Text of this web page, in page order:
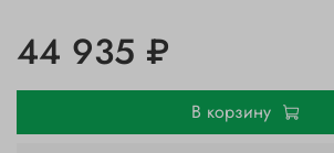
44 935 ₽
В корзину